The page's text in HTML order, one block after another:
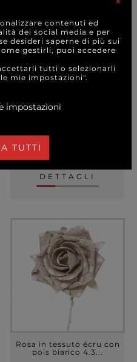
Pick spicchio pera,
a partire da
DETTAGLI
Rosa in tessuto écru con
pois bianco 4.3...
contenuti ed
dei social media e per
desideri saperne di più sui
gestirli, puoi accedere
tutti o selezionarli
mie impostazioni".
impostazioni
TUTTI